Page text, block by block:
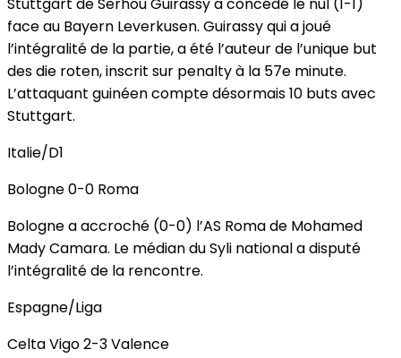
face au Bayern Leverkusen. Guirassy qui a joué
l’intégralité de la partie, a été l’auteur de l’unique but
des die roten, inscrit sur penalty à la 57e minute.
L’attaquant guinéen compte désormais 10 buts avec
Stuttgart.
Italie/D1
Bologne 0-0 Roma
Bologne a accroché (0-0) l’AS Roma de Mohamed
Mady Camara. Le médian du Syli national a disputé
l’intégralité de la rencontre.
Espagne/Liga
Celta Vigo 2-3 Valence